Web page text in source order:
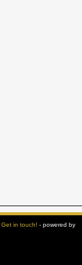
Get in touch! - powered by